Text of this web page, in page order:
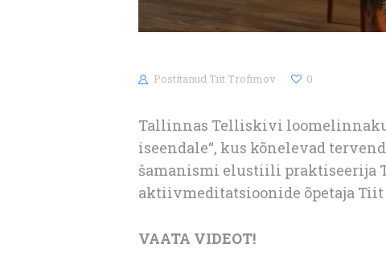
Postitanud Tiit Trofimov 0
Tallinnas Telliskivi
iseendale“, kus kõnelevad
šamanismi elustiili praktiseerija
aktiivmeditatsioonide õpetaja Tiit
VAATA VIDEOT!